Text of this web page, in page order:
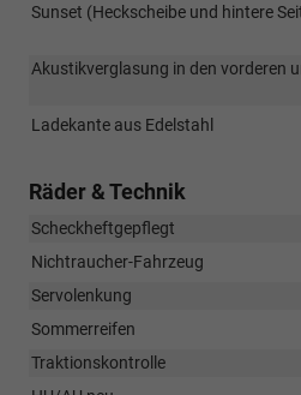
Sunset (Heckscheibe und hintere
Akustikverglasung in den vorderen
Ladekante aus Edelstahl
Räder & Technik
Scheckheftgepflegt
Nichtraucher-Fahrzeug
Servolenkung
Sommerreifen
Traktionskontrolle